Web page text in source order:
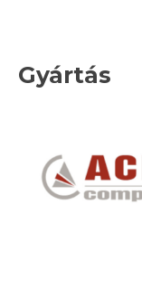
Gyártás